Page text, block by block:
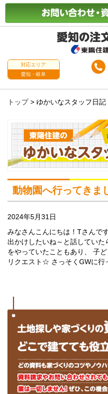
対応エリア
愛知・岐阜
トップ> ゆかいなスタッフ日記
動物園へ行ってきま
2024年5月31日
みなさんこんにちは！Tさんで
出かけしたいね～と話してい
をやっていたこともあり、 子
リクエスト☆ さっそくGWに